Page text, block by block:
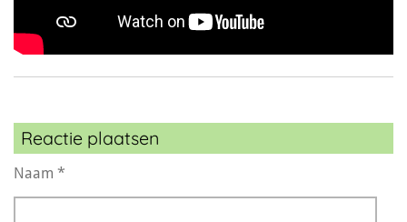
Reactie plaatsen
Naam *